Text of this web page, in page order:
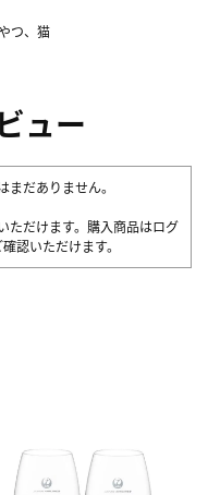
つ、猫
ュー
だありません。
ただけます。購入商品はログ
認いただけます。